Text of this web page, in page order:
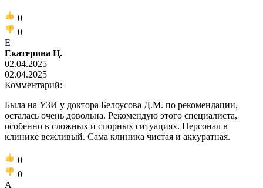
0
0
Е
Екатерина Ц.
02.04.2025
02.04.2025
Комментарий:
Была на УЗИ у доктора Белоусова Д.М. по рекомендации,
осталась очень довольна. Рекомендую этого специалиста,
особенно в сложных и спорных ситуациях. Персонал в
клинике вежливый. Сама клиника чистая и аккуратная.
0
0
А